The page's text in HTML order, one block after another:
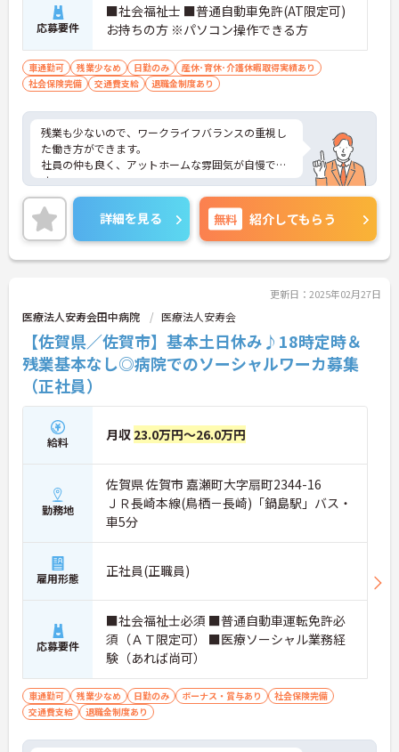
応募要件
■社会福祉士 ■普通自動車免許(AT限定可)
お持ちの方 ※パソコン操作できる方
車通勤可 残業少なめ 日勤のみ
産休･育休･介護休暇取得実績あり
社会保険完備
交通費支給 退職金制度あり
残業も少ないので、ワークライフバランスの重視し
た働き方ができます。
社員の仲も良く、アットホームな雰囲気が自慢で
す。
ご興味ある方には、面接対策ポイントなど、詳細を
お話しいたしますのでお気軽にご相談ください。
詳細を見る 無料 紹介してもらう
更新日：2025年02月27日
医療法人安寿会田中病院 医療法人安寿会
【佐賀県／佐賀市】基本土日休み♪18時定時＆
残業基本なし◎病院でのソーシャルワーカ募集
（正社員）
給料 月収 23.0万円～26.0万円
勤務地
佐賀県 佐賀市 嘉瀬町大字扇町2344-16
ＪＲ長崎本線(鳥栖－長崎)「鍋島駅」バス・
車5分
雇用形態 正社員(正職員)
応募要件
■社会福祉士必須 ■普通自動車運転免許必
須（ＡＴ限定可） ■医療ソーシャル業務経
験（あれば尚可）
車通勤可 残業少なめ 日勤のみ ボーナス・賞与あり
社会保険完備
交通費支給
退職金制度あり